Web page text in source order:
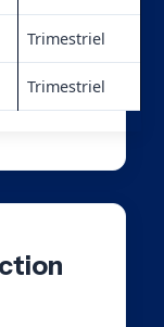
Trimestriel
Trimestriel